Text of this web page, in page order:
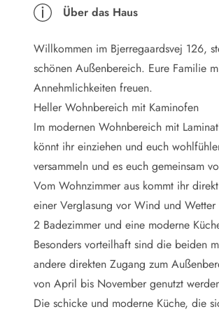
Häufige Fragen zur Buchung
Verleihservice
Reisescheckliste
Endreinigung
Gutschein
Frühbucher
Mietbedingungen
Reiseführer Dänemark
Tipps für Urlaub in Dänemark
Wetter in Dänemark
Saisonzeiten
Badesicherheit im Meer
Naturschutz
Webcam Dänemark
Ferienhauskatalog
Fotowettbewerb
Über das Haus
Willkommen im Bjerregaardsvej 126,
schönen Außenbereich. Eure Familie
Annehmlichkeiten freuen.
Heller Wohnbereich mit Kaminofen
Im modernen Wohnbereich mit
könnt ihr einziehen und euch
versammeln und es euch gemeinsam
Vom Wohnzimmer aus kommt ihr
einer Verglasung vor Wind und Wetter
2 Badezimmer und eine moderne
Besonders vorteilhaft sind die beiden
andere direkten Zugang zum
von April bis November genutzt
Die schicke und moderne Küche, die